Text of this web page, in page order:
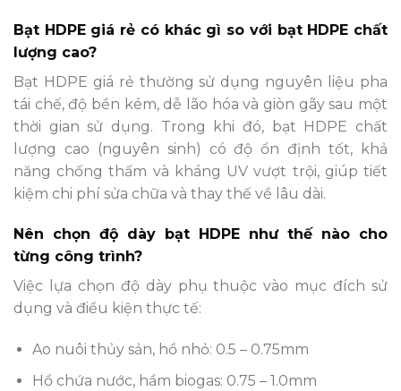
Bạt HDPE giá rẻ có khác gì so với bạt HDPE chất
lượng cao?
Bạt HDPE giá rẻ thường sử dụng nguyên liệu pha
tái chế, độ bền kém, dễ lão hóa và giòn gãy sau một
thời gian sử dụng. Trong khi đó, bạt HDPE chất
lượng cao (nguyên sinh) có độ ổn định tốt, khả
năng chống thấm và kháng UV vượt trội, giúp tiết
kiệm chi phí sửa chữa và thay thế về lâu dài.
Nên chọn độ dày bạt HDPE như thế nào cho
từng công trình?
Việc lựa chọn độ dày phụ thuộc vào mục đích sử
dụng và điều kiện thực tế:
Ao nuôi thủy sản, hồ nhỏ: 0.5 – 0.75mm
Hồ chứa nước, hầm biogas: 0.75 – 1.0mm